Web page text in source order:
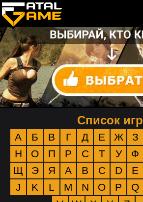
Список игр
А Б В Г Д Е Ж З
Н
О П Р С Т У Ф
Щ
Э Я A B C D E
J
K L M N O P Q